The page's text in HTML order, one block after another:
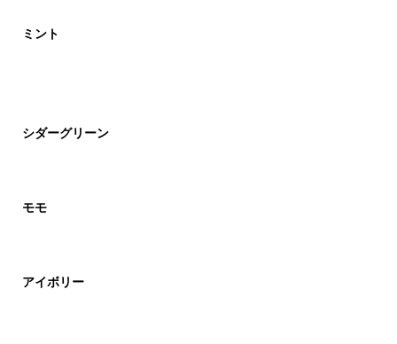
ミント
シダーグリーン
モモ
アイボリー